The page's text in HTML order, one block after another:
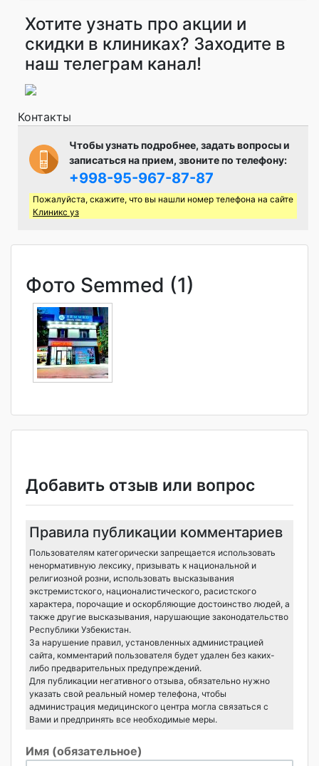
Хотите узнать про акции и
скидки в клиниках? Заходите в
наш телеграм канал!
Контакты
Чтобы узнать подробнее, задать вопросы и
записаться на прием, звоните по телефону:
+998-95-967-87-87
Пожалуйста, скажите, что вы нашли номер телефона на сайте
Клиникс уз
Фото Semmed (1)
Добавить отзыв или вопрос
Правила публикации комментариев
Пользователям категорически запрещается использовать
ненормативную лексику, призывать к национальной и
религиозной розни, использовать высказывания
экстремистского, националистического, расистского
характера, порочащие и оскорбляющие достоинство людей, а
также другие высказывания, нарушающие законодательство
Республики Узбекистан.
За нарушение правил, установленных администрацией
сайта, комментарий пользователя будет удален без каких-
либо предварительных предупреждений.
Для публикации негативного отзыва, обязательно нужно
указать свой реальный номер телефона, чтобы
администрация медицинского центра могла связаться с
Вами и предпринять все необходимые меры.
Имя (обязательное)